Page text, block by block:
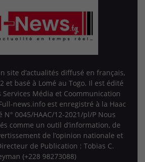
site d’actualités diffusé en français,
et basé à Lomé au Togo. Il est édité
Média et Coommunication
news.info est enregistré à la Haac
N° 0045/HAAC/12-2021/pl/P Nous
comme un outil d’information, de
de l’opinion nationale et
de Publication : Tobias C.
(+228 98273088)